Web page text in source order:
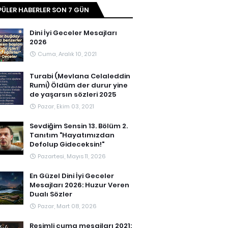
HABERLER SON 7 GÜN
Dini İyi Geceler Mesajları
2026
Cuma, Aralık 10, 2021
Turabi (Mevlana Celaleddin
Rumi) Öldüm der durur yine
de yaşarsın sözleri 2025
Pazar, Ekim 03, 2021
Sevdiğim Sensin 13. Bölüm 2.
Tanıtım "Hayatımızdan
Defolup Gideceksin!"
Pazartesi, Mayıs 11, 2026
En Güzel Dini İyi Geceler
Mesajları 2026: Huzur Veren
Dualı Sözler
Pazar, Mart 08, 2026
Resimli cuma mesajları 2021: